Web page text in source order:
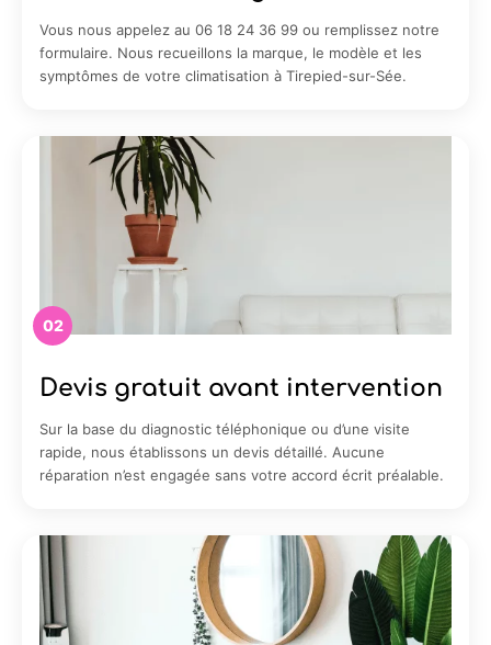
Vous nous appelez au 06 18 24 36 99 ou remplissez notre
formulaire. Nous recueillons la marque, le modèle et les
symptômes de votre climatisation à Tirepied-sur-Sée.
02
Devis gratuit avant intervention
Sur la base du diagnostic téléphonique ou d’une visite
rapide, nous établissons un devis détaillé. Aucune
réparation n’est engagée sans votre accord écrit préalable.